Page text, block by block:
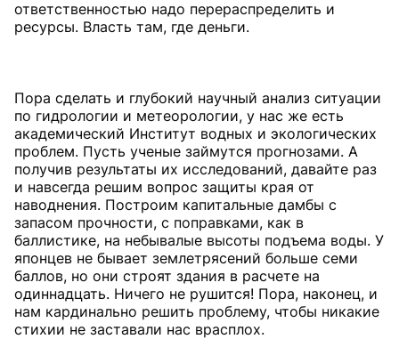
ответственностью надо перераспределить и
ресурсы. Власть там, где деньги.
Пора сделать и глубокий научный анализ ситуации
по гидрологии и метеорологии, у нас же есть
академический Институт водных и экологических
проблем. Пусть ученые займутся прогнозами. А
получив результаты их исследований, давайте раз
и навсегда решим вопрос защиты края от
наводнения. Построим капитальные дамбы с
запасом прочности, с поправками, как в
баллистике, на небывалые высоты подъема воды. У
японцев не бывает землетрясений больше семи
баллов, но они строят здания в расчете на
одиннадцать. Ничего не рушится! Пора, наконец, и
нам кардинально решить проблему, чтобы никакие
стихии не заставали нас врасплох.